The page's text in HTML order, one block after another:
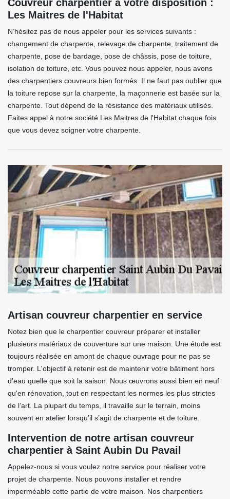
Couvreur charpentier à votre disposition :
Les Maitres de l'Habitat
N’hésitez pas de nous appeler pour les services suivants :
changement de charpente, relevage de charpente, traitement de
charpente, pose de bardage, pose de châssis, pose de toiture,
isolation de toiture, etc. Vous pouvez nous appeler, nous avons
des charpentiers couvreurs bien formés. Il ne faut pas oublier que
la toiture repose sur la charpente, la maçonnerie est basée sur la
charpente. Tout dépend de la résistance des matériaux utilisés.
Faites appel à notre société Les Maitres de l'Habitat chaque fois
que vous devez soigner votre charpente.
Artisan couvreur charpentier en service
Notez bien que le charpentier couvreur préparer et installer
plusieurs matériaux de couverture sur une maison. Une étude est
toujours réalisée en amont de chaque ouvrage pour ne pas se
tromper. L'objectif à retenir est de maintenir votre bâtiment hors
d'eau quelle que soit la saison. Nous œuvrons aussi bien en neuf
qu'en rénovation, tout en respectant les normes les plus strictes
de l’art. La plupart du temps, il travaille sur le terrain, moins
souvent en atelier lorsqu’il s’agit de charpente et de toiture.
Intervention de notre artisan couvreur
charpentier à Saint Aubin Du Pavail
Appelez-nous si vous voulez notre service pour réaliser votre
projet de charpente. Nous pouvons installer et rendre
imperméable cette partie de votre maison. Nos charpentiers